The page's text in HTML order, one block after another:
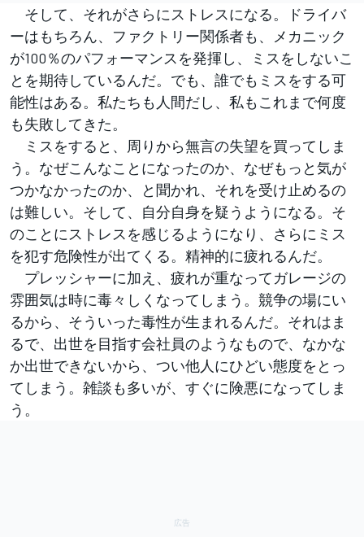
そして、それがさらにストレスになる。ドライバ
ーはもちろん、ファクトリー関係者も、メカニック
が100％のパフォーマンスを発揮し、ミスをしないこ
とを期待しているんだ。でも、誰でもミスをする可
能性はある。私たちも人間だし、私もこれまで何度
も失敗してきた。
ミスをすると、周りから無言の失望を買ってしま
う。なぜこんなことになったのか、なぜもっと気が
つかなかったのか、と聞かれ、それを受け止めるの
は難しい。そして、自分自身を疑うようになる。そ
のことにストレスを感じるようになり、さらにミス
を犯す危険性が出てくる。精神的に疲れるんだ。
プレッシャーに加え、疲れが重なってガレージの
雰囲気は時に毒々しくなってしまう。競争の場にい
るから、そういった毒性が生まれるんだ。それはま
るで、出世を目指す会社員のようなもので、なかな
か出世できないから、つい他人にひどい態度をとっ
てしまう。雑談も多いが、すぐに険悪になってしま
う。